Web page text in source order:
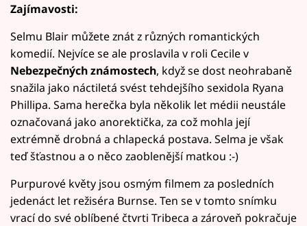
Zajímavosti:
Selmu Blair můžete znát z různých romantických
komedií. Nejvíce se ale proslavila v roli Cecile v
Nebezpečných známostech, když se dost neohrabaně
snažila jako náctiletá svést tehdejšího sexidola Ryana
Phillipa. Sama herečka byla několik let médii neustále
označovaná jako anorektička, za což mohla její
extrémně drobná a chlapecká postava. Selma je však
teď šťastnou a o něco zaoblenější matkou :-)
Purpurové květy jsou osmým filmem za posledních
jedenáct let režiséra Burnse. Ten se v tomto snímku
vrací do své oblíbené čtvrti Tribeca a zároveň pokračuje